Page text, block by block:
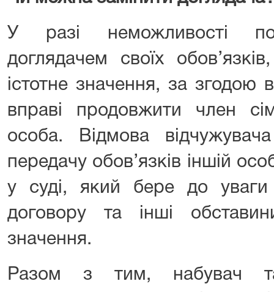
У разі неможливості
доглядачем своїх
істотне значення, за згодою
вправі продовжити член
особа. Відмова
передачу обов’язків іншій
у суді, який бере до уваги
договору та інші
значення.
Разом з тим, набувач та